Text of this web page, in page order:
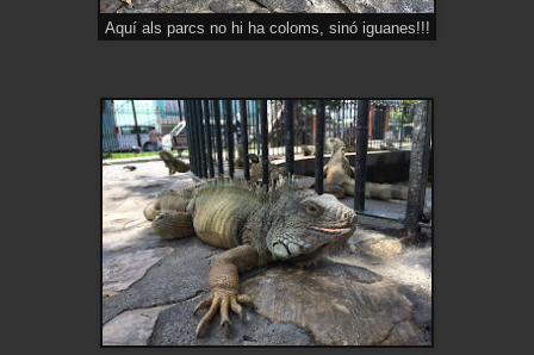
Aquí als parcs no hi ha coloms, sinó iguanes!!!